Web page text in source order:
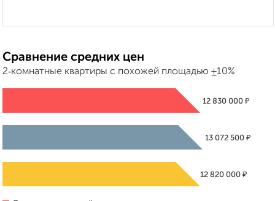
Сравнение средних цен
2‑комнатные квартиры с похожей площадью ±10%
12 830 000 ₽
13 072 500 ₽
12 820 000 ₽